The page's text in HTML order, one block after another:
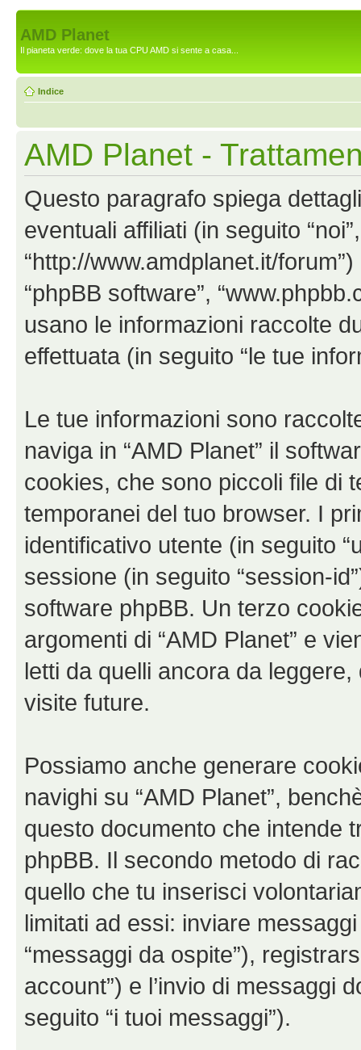
AMD Planet
Il pianeta verde: dove la tua CPU AMD si sente a casa...
Indice
AMD Planet -
Questo paragrafo spiega
eventuali affiliati (in seguito
“http://www.amdplanet.it/
“phpBB software”,
usano le informazioni raccolte
effettuata (in seguito “le tue
Le tue informazioni sono
naviga in “AMD Planet” il
cookies, che sono piccoli file di
temporanei del tuo browser. I
identificativo utente (in seguito
sessione (in seguito “session-
software phpBB. Un terzo
argomenti di “AMD Planet” e
letti da quelli ancora da
visite future.
Possiamo anche generare
navighi su “AMD Planet”,
questo documento che intende
phpBB. Il secondo metodo di
quello che tu inserisci
limitati ad essi: inviare
“messaggi da ospite”),
account”) e l’invio di messaggi
seguito “i tuoi messaggi”).